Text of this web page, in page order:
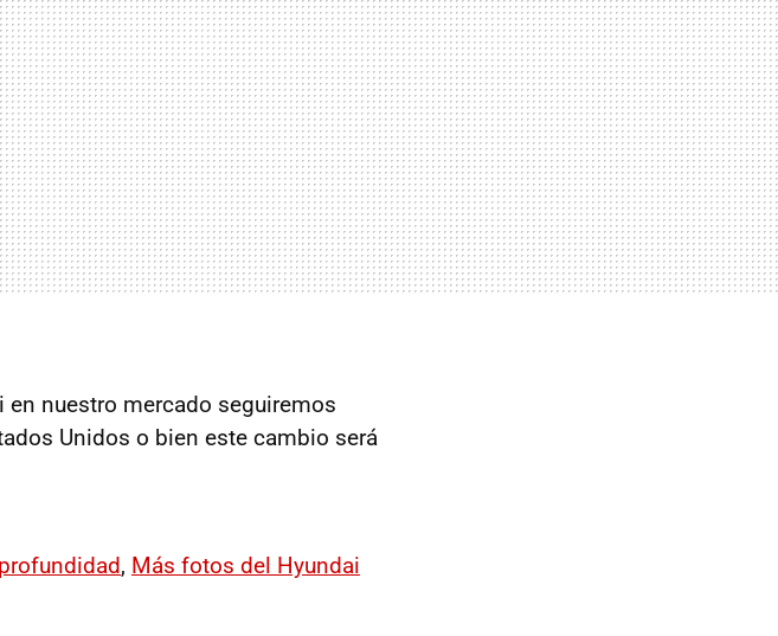
en nuestro mercado seguiremos
Unidos o bien este cambio será
, Más fotos del Hyundai